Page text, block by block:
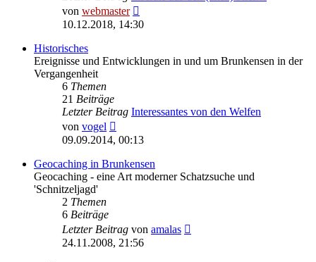
von webmaster
Beitrag
10.12.2018, 14:30
Historisches
Ereignisse und Entwicklungen in und um Brunkensen in der
Vergangenheit
6 Themen
21 Beiträge
Letzter Beitrag Interessantes von den Welfen
von vogel
Beitrag
09.09.2014, 00:13
Geocaching in Brunkensen
Geocaching - eine Art moderner Schatzsuche und
'Schnitzeljagd'
2 Themen
6 Beiträge
Letzter Beitrag von amalas
24.11.2008, 21:56